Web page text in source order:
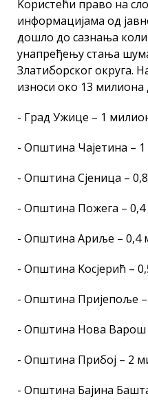
Kористећи право на
информацијама од
дошло до сазнања
унапређењу стања
Златиборског округа.
износи око 13 милиона
- Град Ужице – 1
- Општина Чајетина –
- Општина Сјеница –
- Општина Пожега –
- Општина Ариље – 0,4
- Општина Kосјерић –
- Општина Пријепоље
- Општина Нова Варош
- Општина Прибој – 2
- Општина Бајина